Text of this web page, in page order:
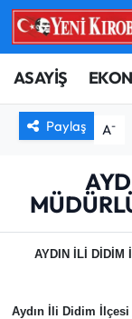
ASAYİŞ
Paylaş A-
AYDIN İLİ DİDİM
Aydın İli Didim İlçesi
ASAYİŞ
BİLİM-
DÜNYA
EĞİTİM
EKONOMİ
Aydın
Aydın Hava
Aydın
Süper Lig
Tüm